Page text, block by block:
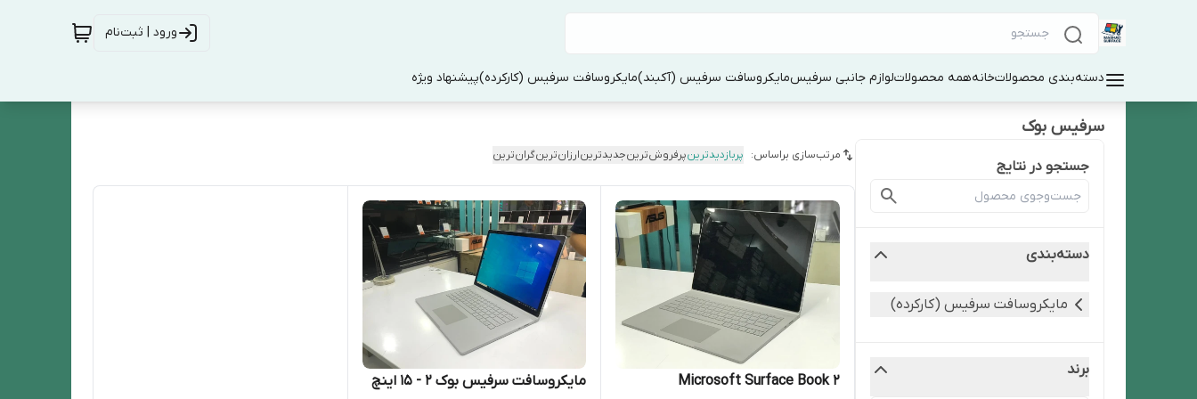
ورود | ثبت‌نام
دسته‌بندی محصولاتخانههمه محصولاتلوازم جانبی سرفیسمایکروسافت سرفیس (آکبند)مایکروسافت سرفیس (کارکرده)پیشنهاد ویژه
سرفیس بوک
جستجو در نتایج
دسته‌بندی
مایکروسافت سرفیس (کارکرده)
برند
مرتب‌سازی براساس: پربازدیدترینپرفروش‌ترینجدیدترینارزان‌ترینگران‌ترین
Microsoft Surface Book 2 مایکروسافت سرفیس بوک ۲ - ۱۵ اینچ